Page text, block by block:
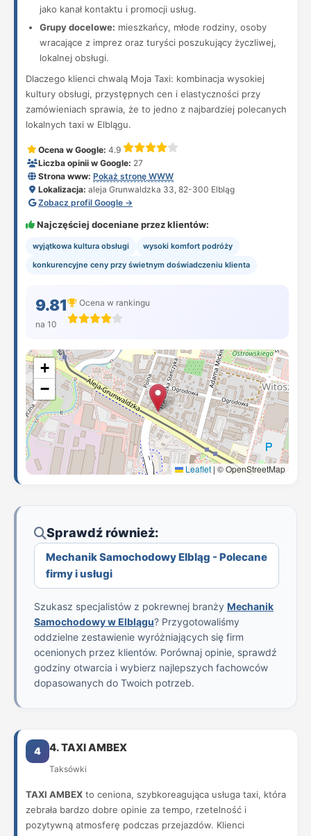
jako kanał kontaktu i promocji usług.
Grupy docelowe: mieszkańcy, młode rodziny, osoby
wracające z imprez oraz turyści poszukujący życzliwej,
lokalnej obsługi.
Dlaczego klienci chwalą Moja Taxi: kombinacja wysokiej
kultury obsługi, przystępnych cen i elastyczności przy
zamówieniach sprawia, że to jedno z najbardziej polecanych
lokalnych taxi w Elblągu.
Ocena w Google: 4.9
Liczba opinii w Google: 27
Strona www: Pokaż stronę WWW
Lokalizacja: aleja Grunwaldzka 33, 82-300 Elbląg
Zobacz profil Google →
Najczęściej doceniane przez klientów:
wyjątkowa kultura obsługi
wysoki komfort podróży
konkurencyjne ceny przy świetnym doświadczeniu klienta
9.81
na 10
Ocena w rankingu
+
−
Leaflet |© OpenStreetMap
Sprawdź również:
Mechanik Samochodowy Elbląg - Polecane
firmy i usługi
Szukasz specjalistów z pokrewnej branży Mechanik
Samochodowy w Elblągu? Przygotowaliśmy
oddzielne zestawienie wyróżniających się firm
ocenionych przez klientów. Porównaj opinie, sprawdź
godziny otwarcia i wybierz najlepszych fachowców
dopasowanych do Twoich potrzeb.
4 4. TAXI AMBEX
Taksówki
TAXI AMBEX to ceniona, szybkoreagująca usługa taxi, która
zebrała bardzo dobre opinie za tempo, rzetelność i
pozytywną atmosferę podczas przejazdów. Klienci